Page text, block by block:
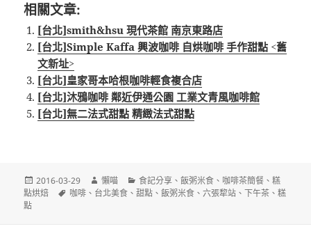
相關文章:
[台北]smith&hsu 現代茶館 南京東路店
[台北]Simple Kaffa 興波咖啡 自烘咖啡 手作甜點 <舊
文新址>
[台北]皇家哥本哈根咖啡輕食複合店
[台北]沐鴉咖啡 鄰近伊通公園 工業文青風咖啡館
[台北]無二法式甜點 精緻法式甜點
發
佈
2016-03-29
作
者
懶喵
分
類
食記分享 、飯粥米食 、 咖啡茶簡餐 、糕
點烘焙
標
咖啡 、 台北美食 、甜點 、飯粥米食 、六張犂站 、下午茶 、糕
點